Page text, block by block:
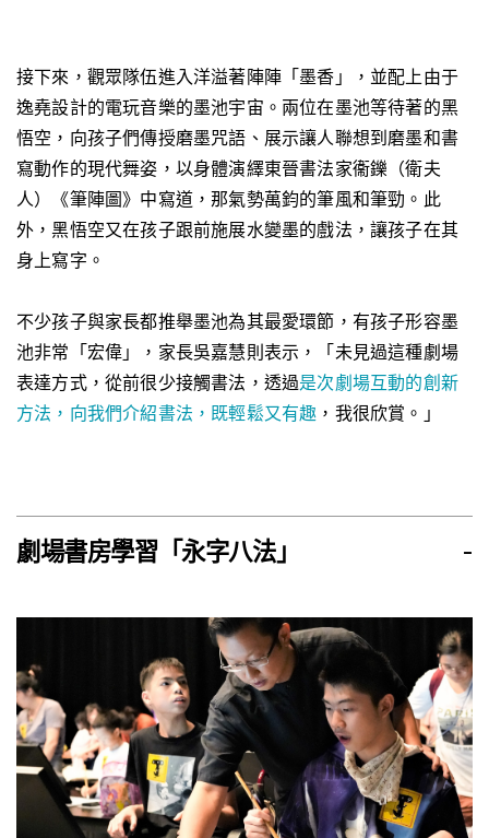
接下來，觀眾隊伍進入洋溢著陣陣「墨香」，並配上由于
逸堯設計的電玩音樂的墨池宇宙。兩位在墨池等待著的黑
悟空，向孩子們傳授磨墨咒語、展示讓人聯想到磨墨和書
寫動作的現代舞姿，以身體演繹東晉書法家衞鑠（衛夫
人）《筆陣圖》中寫道，那氣勢萬鈞的筆風和筆勁。此
外，黑悟空又在孩子跟前施展水變墨的戲法，讓孩子在其
身上寫字。
不少孩子與家長都推舉墨池為其最愛環節，有孩子形容墨
池非常「宏偉」，家長吳嘉慧則表示，「未見過這種劇場
表達方式，從前很少接觸書法，透過是次劇場互動的創新
方法，向我們介紹書法，既輕鬆又有趣 ，我很欣賞。」
劇場書房學習「永字八法」 -